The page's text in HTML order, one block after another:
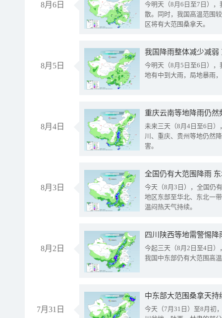
8月6日
今明天（8月6日至7日）
散。同时，我国高温范围
区将有大范围桑拿天。
8月5日
我国降雨整体减少减弱
今明天（8月5日至6日）
地有中到大雨，局地暴雨
8月4日
重庆云南等地降雨仍然
未来三天（8月4日至6日
川、重庆、贵州等地仍然
害。
8月3日
全国仍有大范围降雨
今天（8月3日），全国仍
地区东部至华北、东北一
温闷热天气持续。
8月2日
今起三天（8月2日至4日
我国中东部仍有大范围高
7月31日
中东部大范围桑拿天
今天（7月31日）至8月初